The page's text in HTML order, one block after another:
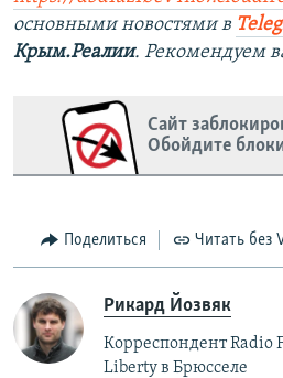
основными новостями в
Крым.Реалии. Рекомендуем
Сайт
Обойдите
Поделиться Читать без
Рикард Йозвяк
Корреспондент Radio
Liberty в Брюсселе